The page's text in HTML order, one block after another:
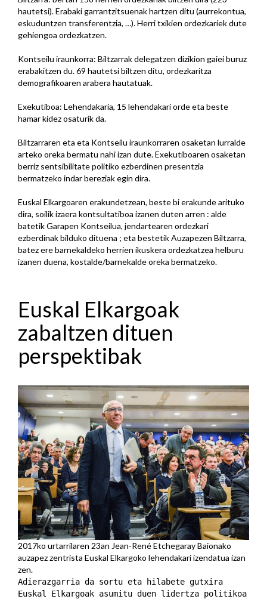
hautetsi). Erabaki garrantzitsuenak hartzen ditu (aurrekontua,
eskuduntzen transferentzia, …). Herri txikien ordezkariek dute
gehiengoa ordezkatzen.
Kontseilu iraunkorra: Biltzarrak delegatzen dizikion gaiei buruz
erabakitzen du. 69 hautetsi biltzen ditu, ordezkaritza
demografikoaren arabera hautatuak.
Exekutiboa: Lehendakaria, 15 lehendakari orde eta beste
hamar kidez osaturik da.
Biltzarraren eta eta Kontseilu iraunkorraren osaketan lurralde
arteko oreka bermatu nahi izan dute. Exekutiboaren osaketan
berriz sentsibilitate politiko ezberdinen presentzia
bermatzeko indar bereziak egin dira.
Euskal Elkargoaren erakundetzean, beste bi erakunde arituko
dira, soilik izaera kontsultatiboa izanen duten arren : alde
batetik Garapen Kontseilua, jendartearen ordezkari
ezberdinak bilduko dituena ; eta bestetik Auzapezen Biltzarra,
batez ere barnekaldeko herrien ikuskera ordezkatzea helburu
izanen duena, kostalde/barnekalde oreka bermatzeko.
Euskal Elkargoak
zabaltzen dituen
perspektibak
2017ko urtarrilaren 23an Jean-René Etchegaray Baionako
auzapez zentrista Euskal Elkargoko lehendakari izendatua izan
zen.
Adierazgarria da sortu eta hilabete gutxira
Euskal Elkargoak asumitu duen lidertza politikoa